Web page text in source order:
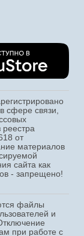
сфере связи,
от
материалов
сайта как
- запрещено!
файлы
и
при работе с